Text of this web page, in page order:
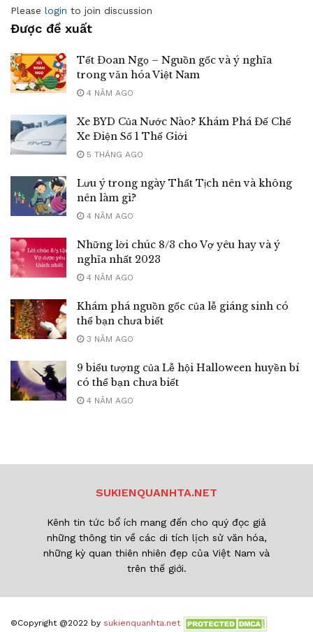
Please login to join discussion
Được đề xuất
Tết Đoan Ngọ – Nguồn gốc và ý nghĩa
trong văn hóa Việt Nam
4 NĂM AGO
Xe BYD Của Nước Nào? Khám Phá Đế Chế
Xe Điện Số 1 Thế Giới
5 THÁNG AGO
Lưu ý trong ngày Thất Tịch nên và không
nên làm gì?
4 NĂM AGO
Những lời chúc 8/3 cho Vợ yêu hay và ý
nghĩa nhất 2023
4 NĂM AGO
Khám phá nguồn gốc của lễ giáng sinh có
thể bạn chưa biết
3 NĂM AGO
9 biểu tượng của Lễ hội Halloween huyền bí
có thể bạn chưa biết
4 NĂM AGO
SUKIENQUANHTA.NET
Kênh tin tức bổ ích mang đến cho quý đọc giả
những thông tin về các di tích lịch sử văn hóa,
những kỳ quan thiên nhiên đẹp của Việt Nam và
trên thế giới.
©Copyright @2022 by sukienquanhta.net